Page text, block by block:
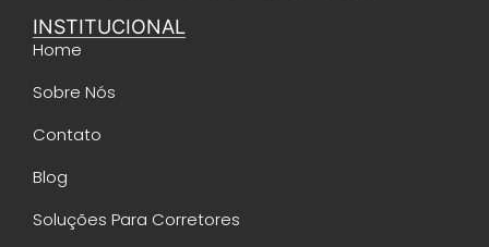
INSTITUCIONAL
Home
Sobre Nós
Contato
Blog
Soluções Para Corretores